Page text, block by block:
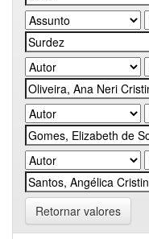
Retornar valores